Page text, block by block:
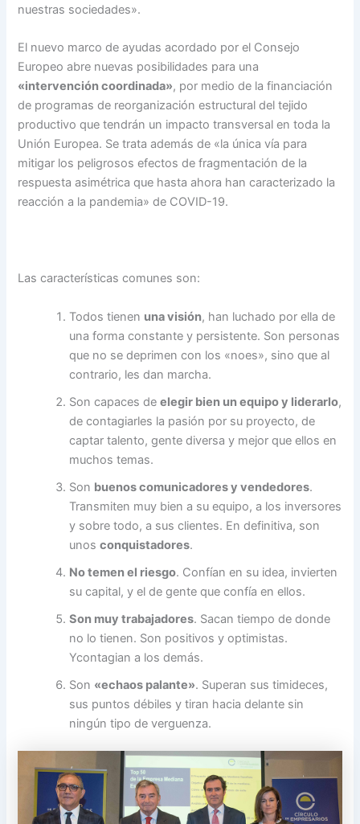
nuestras sociedades».
El nuevo marco de ayudas acordado por el Consejo
Europeo abre nuevas posibilidades para una
«intervención coordinada», por medio de la financiación
de programas de reorganización estructural del tejido
productivo que tendrán un impacto transversal en toda la
Unión Europea. Se trata además de «la única vía para
mitigar los peligrosos efectos de fragmentación de la
respuesta asimétrica que hasta ahora han caracterizado la
reacción a la pandemia» de COVID-19.
Las características comunes son:
Todos tienen una visión, han luchado por ella de
una forma constante y persistente. Son personas
que no se deprimen con los «noes», sino que al
contrario, les dan marcha.
Son capaces deelegir bien un equipo y liderarlo,
de contagiarles la pasión por su proyecto, de
captar talento, gente diversa y mejor que ellos en
muchos temas.
Son buenos comunicadores y vendedores.
Transmiten muy bien a su equipo, a los inversores
y sobre todo, a sus clientes. En definitiva, son
unosconquistadores.
No temen el riesgo. Confían en su idea, invierten
su capital, y el de gente que confía en ellos.
Son muy trabajadores. Sacan tiempo de donde
no lo tienen. Son positivos y optimistas.
Ycontagian a los demás.
Son «echaos palante». Superan sus timideces,
sus puntos débiles y tiran hacia delante sin
ningún tipo de verguenza.